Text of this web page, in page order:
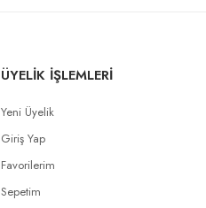
ÜYELİK İŞLEMLERİ
Yeni Üyelik
Giriş Yap
Favorilerim
Sepetim